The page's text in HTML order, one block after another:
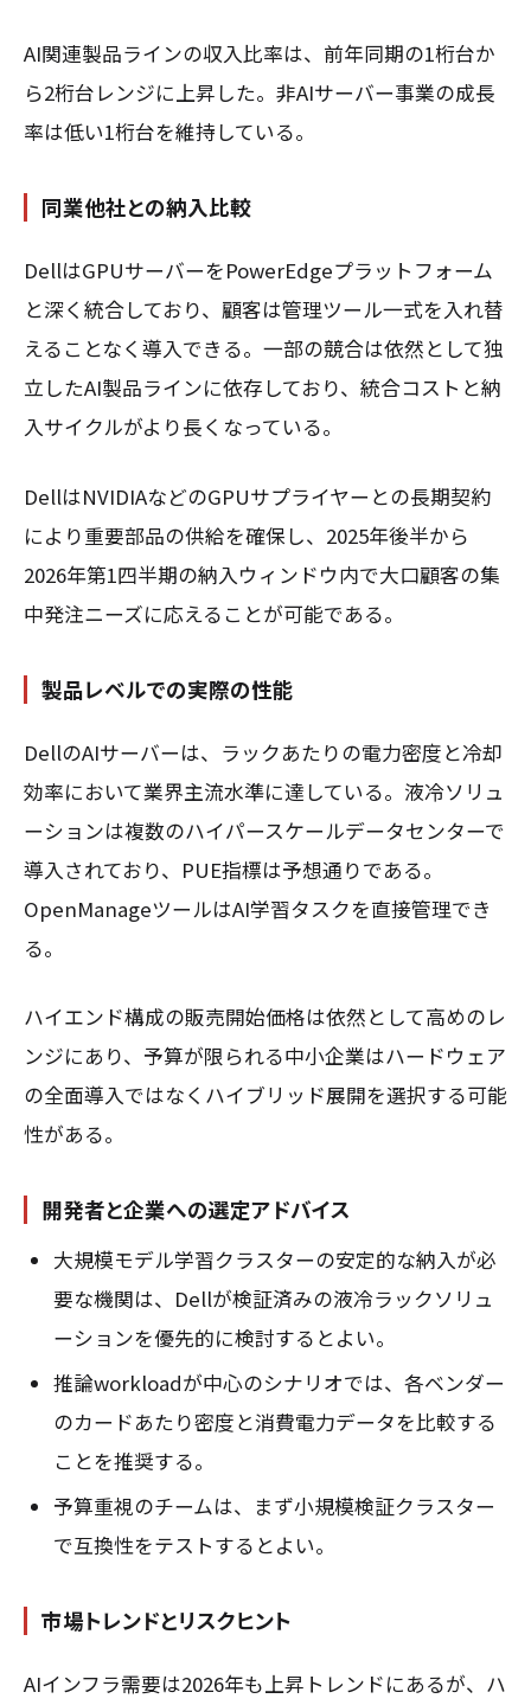
AI関連製品ラインの収入比率は、前年同期の1桁台か
ら2桁台レンジに上昇した。非AIサーバー事業の成長
率は低い1桁台を維持している。
同業他社との納入比較
DellはGPUサーバーをPowerEdgeプラットフォーム
と深く統合しており、顧客は管理ツール一式を入れ替
えることなく導入できる。一部の競合は依然として独
立したAI製品ラインに依存しており、統合コストと納
入サイクルがより長くなっている。
DellはNVIDIAなどのGPUサプライヤーとの長期契約
により重要部品の供給を確保し、2025年後半から
2026年第1四半期の納入ウィンドウ内で大口顧客の集
中発注ニーズに応えることが可能である。
製品レベルでの実際の性能
DellのAIサーバーは、ラックあたりの電力密度と冷却
効率において業界主流水準に達している。液冷ソリュ
ーションは複数のハイパースケールデータセンターで
導入されており、PUE指標は予想通りである。
OpenManageツールはAI学習タスクを直接管理でき
る。
ハイエンド構成の販売開始価格は依然として高めのレ
ンジにあり、予算が限られる中小企業はハードウェア
の全面導入ではなくハイブリッド展開を選択する可能
性がある。
開発者と企業への選定アドバイス
大規模モデル学習クラスターの安定的な納入が必
要な機関は、Dellが検証済みの液冷ラックソリュ
ーションを優先的に検討するとよい。
推論workloadが中心のシナリオでは、各ベンダー
のカードあたり密度と消費電力データを比較する
ことを推奨する。
予算重視のチームは、まず小規模検証クラスター
で互換性をテストするとよい。
市場トレンドとリスクヒント
AIインフラ需要は2026年も上昇トレンドにあるが、ハ